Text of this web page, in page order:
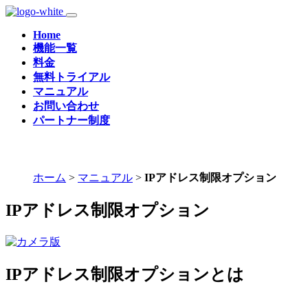
Home
機能一覧
料金
無料トライアル
マニュアル
お問い合わせ
パートナー制度
ホーム > マニュアル > IPアドレス制限オプション
IPアドレス制限オプション
IPアドレス制限オプションとは